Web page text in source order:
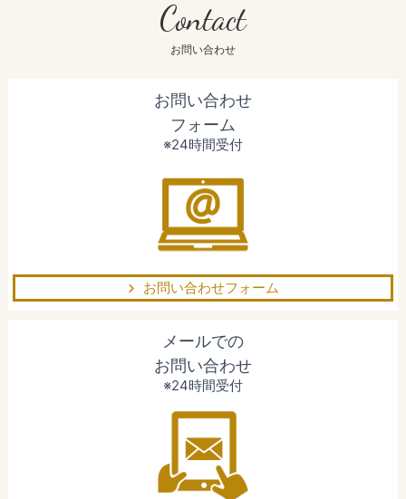
Contact
お問い合わせ
お問い合わせ
フォーム
※24時間受付
お問い合わせフォーム
メールでの
お問い合わせ
※24時間受付